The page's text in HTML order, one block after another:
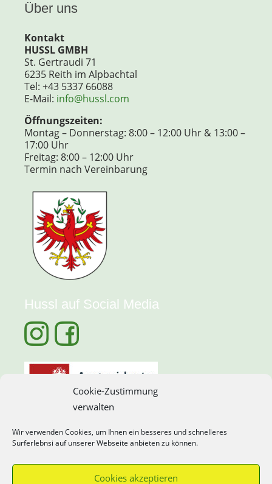
Cookie-Zustimmung
verwalten
Wir verwenden Cookies, um Ihnen ein besseres und schnelleres
Surferlebnsi auf unserer Webseite anbieten zu können.
Cookies akzeptieren
Über uns
Kontakt
HUSSL GMBH
St. Gertraudi 71
6235 Reith im Alpbachtal
Tel: +43 5337 66088
E-Mail: info@hussl.com
Öffnungszeiten:
Montag – Donnerstag: 8:00 – 12:00 Uhr & 13:00 –
17:00 Uhr
Freitag: 8:00 – 12:00 Uhr
Termin nach Vereinbarung
Hussl auf Social Media